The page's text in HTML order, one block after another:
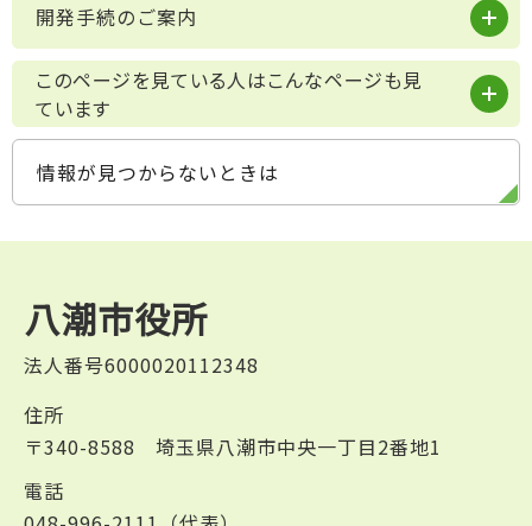
開発手続のご案内
このページを見ている人はこんなページも見
ています
情報が見つからないときは
八潮市役所
法人番号6000020112348
住所
〒340-8588 埼玉県八潮市中央一丁目2番地1
電話